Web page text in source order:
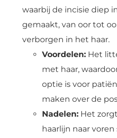
waarbij de incisie diep
gemaakt, van oor tot
verborgen in het haar.
Voordelen: Het
met haar,
optie is voor
maken over de
Nadelen: Het
haarlijn naar